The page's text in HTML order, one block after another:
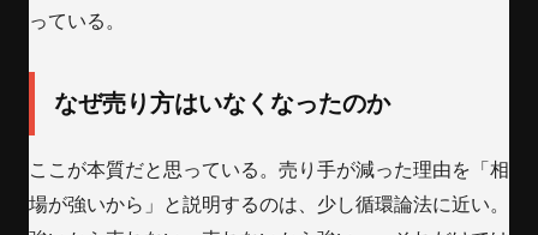
っている。
なぜ売り方はいなくなったのか
ここが本質だと思っている。売り手が減った理由を「相
場が強いから」と説明するのは、少し循環論法に近い。